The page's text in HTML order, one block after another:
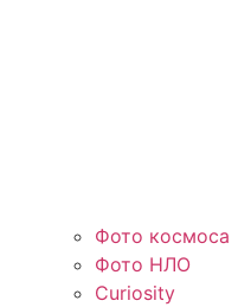
Фото космоса
Фото НЛО
Curiosity